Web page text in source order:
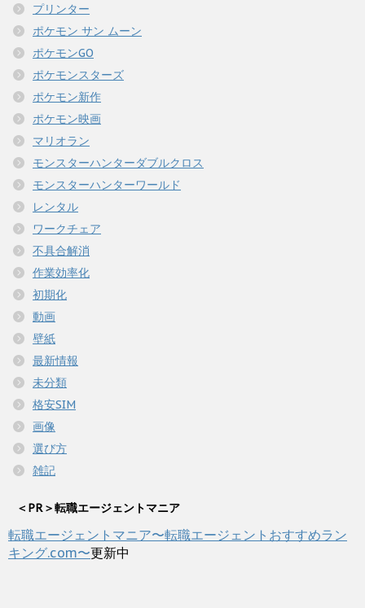
プリンター
ポケモン サン ムーン
ポケモンGO
ポケモンスターズ
ポケモン新作
ポケモン映画
マリオラン
モンスターハンターダブルクロス
モンスターハンターワールド
レンタル
ワークチェア
不具合解消
作業効率化
初期化
動画
壁紙
最新情報
未分類
格安SIM
画像
選び方
雑記
＜PR＞転職エージェントマニア
転職エージェントマニア〜転職エージェントおすすめラン
キング.com〜更新中